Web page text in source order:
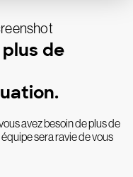
de
avez besoin de plus de
sera ravie de vous